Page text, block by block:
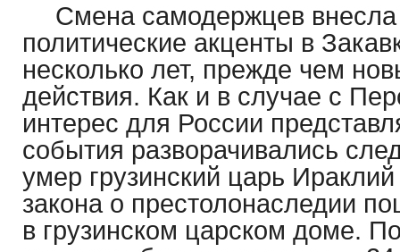
Смена самодержцев внесла
политические акценты в
несколько лет, прежде чем
действия. Как и в случае с
интерес для России
события разворачивались
умер грузинский царь
закона о престолонаследии
в грузинском царском доме.